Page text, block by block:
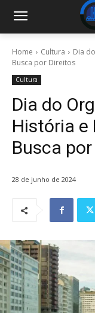
Home Cultura
Dia
Busca por Direitos
Cultura
Dia do
História e
Busca
28 de junho de 2024